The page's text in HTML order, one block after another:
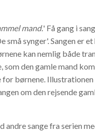
mand.' Få gang i
små synger'. Sangen er et
kan nemlig både
som den gamle mand
for børnene.
om den rejsende
sange fra serien